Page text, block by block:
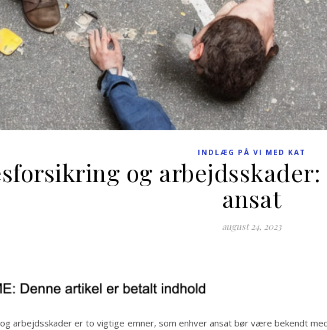
INDLÆG PÅ VI MED KAT
og
ansat
august 24, 2023
arbejdsskader er to vigtige emner, som enhver ansat bør være bekendt